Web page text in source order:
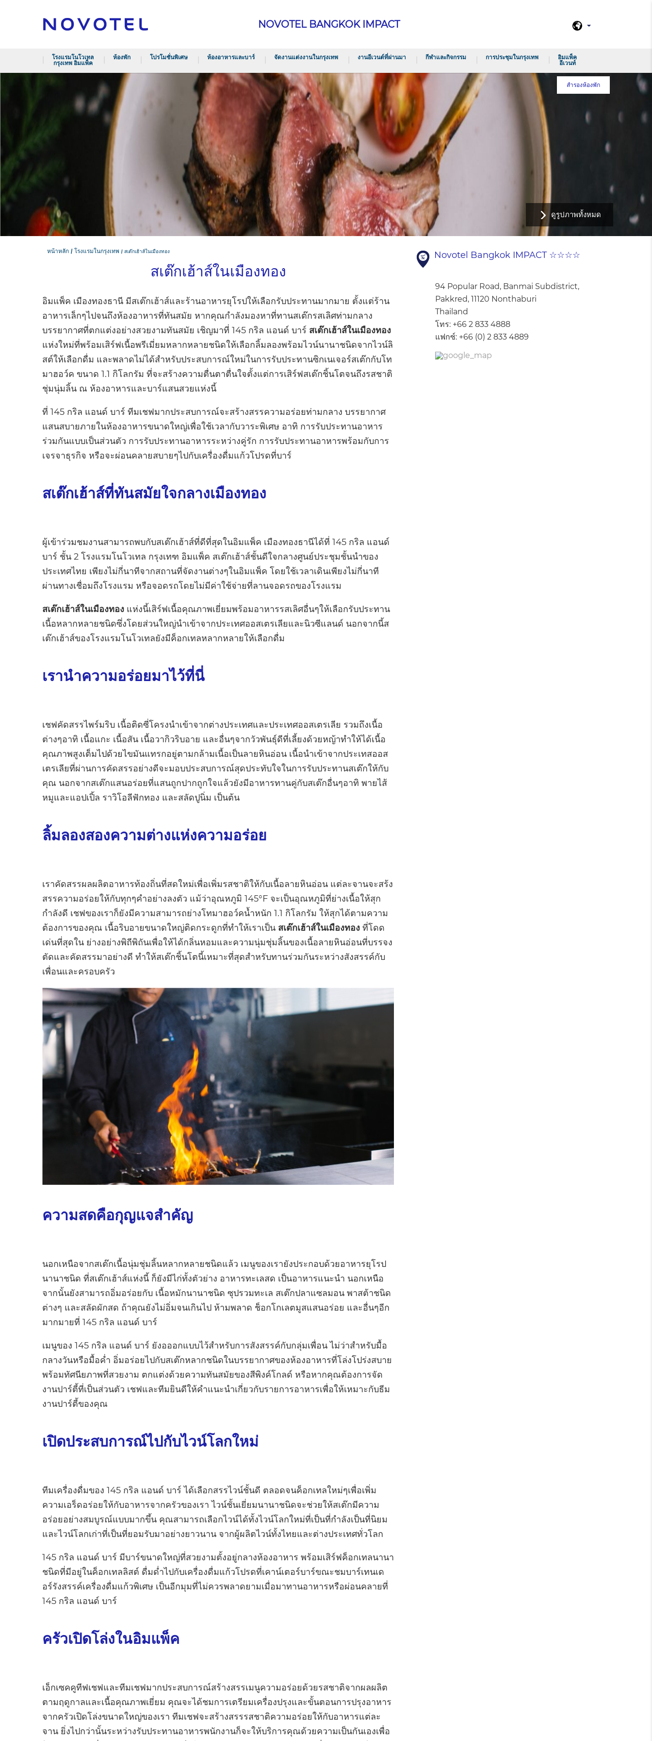
NOVOTEL BANGKOK IMPACT
โรงแรมโนโวเทล
กรุงเทพ อิมแพ็ค
ห้องพัก โปรโมชั่นพิเศษ ห้องอาหารและบาร์ จัดงานแต่งงานในกรุงเทพ งานอีเวนต์ที่ผ่านมา กีฬาและกิจกรรม การประชุมในกรุงเทพ
อิมแพ็ค
อีเวนท์
สำรองห้องพัก
ดูรูปภาพทั้งหมด
หน้าหลัก โรงแรมในกรุงเทพ สเต๊กเฮ้าส์ในเมืองทอง
สเต๊กเฮ้าส์ในเมืองทอง
อิมแพ็ค เมืองทองธานี มีสเต๊กเฮ้าส์และร้านอาหารยุโรปให้เลือกรับประทานมากมาย ตั้งแต่ร้าน
อาหารเล็กๆไปจนถึงห้องอาหารที่ทันสมัย หากคุณกำลังมองหาที่ทานสเต๊กรสเลิศท่ามกลาง
บรรยากาศที่ตกแต่งอย่างสวยงามทันสมัย เชิญมาที่ 145 กริล แอนด์ บาร์ สเต๊กเฮ้าส์ในเมืองทอง
แห่งใหม่ที่พร้อมเสิร์ฟเนื้อพรีเมี่ยมหลากหลายชนิดให้เลือกลิ้มลองพร้อมไวน์นานาชนิดจากไวน์ลิ
สต์ให้เลือกดื่ม และพลาดไม่ได้สำหรับประสบการณ์ใหม่ในการรับประทานซิกเนเจอร์สเต๊กกับโท
มาฮอว์ค ขนาด 1.1 กิโลกรัม ที่จะสร้างความตื่นตาตื่นใจตั้งแต่การเสิร์ฟสเต๊กชิ้นโตจนถึงรสชาติ
ชุ่มนุ่มลิ้น ณ ห้องอาหารและบาร์แสนสวยแห่งนี้
ที่ 145 กริล แอนด์ บาร์ ทีมเชฟมากประสบการณ์จะสร้างสรรความอร่อยท่ามกลาง บรรยากาศ
แสนสบายภายในห้องอาหารขนาดใหญ่เพื่อใช้เวลากับวาระพิเศษ อาทิ การรับประทานอาหาร
ร่วมกันแบบเป็นส่วนตัว การรับประทานอาหารระหว่างคู่รัก การรับประทานอาหารพร้อมกับการ
เจรจาธุรกิจ หรือจะผ่อนคลายสบายๆไปกับเครื่องดื่มแก้วโปรดที่บาร์
สเต๊กเฮ้าส์ที่ทันสมัยใจกลางเมืองทอง
ผู้เข้าร่วมชมงานสามารถพบกับสเต๊กเฮ้าส์ที่ดีที่สุดในอิมแพ็ค เมืองทองธานีได้ที่ 145 กริล แอนด์
บาร์ ชั้น 2 โรงแรมโนโวเทล กรุงเทฑ อิมแพ็ค สเต๊กเฮ้าส์ชั้นดีใจกลางศูนย์ประชุมชั้นนำของ
ประเทศไทย เพียงไม่กี่นาทีจากสถานที่จัดงานต่างๆในอิมแพ็ค โดยใช้เวลาเดินเพียงไม่กี่นาที
ผ่านทางเชื่อมถึงโรงแรม หรือจอดรถโดยไม่มีค่าใช้จ่ายที่ลานจอดรถของโรงแรม
สเต๊กเฮ้าส์ในเมืองทอง แห่งนี้เสิร์ฟเนื้อคุณภาพเยี่ยมพร้อมอาหารรสเลิศอื่นๆให้เลือกรับประทาน
เนื้อหลากหลายชนิดซึ่งโดยส่วนใหญ่นำเข้าจากประเทศออสเตรเลียและนิวซีแลนด์ นอกจากนี้ส
เต๊กเฮ้าส์ของโรงแรมโนโวเทลยังมีค็อกเทลหลากหลายให้เลือกดื่ม
เรานำความอร่อยมาไว้ที่นี่
เชฟคัดสรรไพร์มริบ เนื้อติดซี่โครงนำเข้าจากต่างประเทศและประเทศออสเตรเลีย รวมถึงเนื้อ
ต่างๆอาทิ เนื้อแกะ เนื้อสัน เนื้อวากิวริบอาย และอื่นๆจากวัวพันธุ์ดีที่เลี้ยงด้วยหญ้าทำให้ได้เนื้อ
คุณภาพสูงเต็มไปด้วยไขมันแทรกอยู่ตามกล้ามเนื้อเป็นลายหินอ่อน เนื้อนำเข้าจากประเทสออส
เตรเลียที่ผ่านการคัดสรรอย่างดีจะมอบประสบการณ์สุดประทับใจในการรับประทานสเต๊กให้กับ
คุณ นอกจากสเต๊กแสนอร่อยที่แสนถูกปากถูกใจแล้วยังมีอาหารทานคู่กับสเต๊กอื่นๆอาทิ พายไส้
หมูและแอปเปิ้ล ราวิโอลีฟักทอง และสลัดปูนิ่ม เป็นต้น
ลิ้มลองสองความต่างแห่งความอร่อย
เราคัดสรรผลผลิตอาหารท้องถิ่นที่สดใหม่เพื่อเพิ่มรสชาติให้กับเนื้อลายหินอ่อน แต่ละจานจะสร้ง
สรรความอร่อยให้กับทุกๆคำอย่างลงตัว แม้ว่าอุณหภูมิ 145°F จะเป็นอุณหภูมิที่ย่างเนื้อให้สุก
กำลังดี เชฟของเราก็ยังมีความสามารถย่างโทมาฮอว์คน้ำหนัก 1.1 กิโลกรัม ให้สุกได้ตามความ
ต้องการของคุณ เนื้อริบอายขนาดใหญ่ติดกระดูกที่ทำให้เราเป็น สเต๊กเฮ้าส์ในเมืองทอง ที่โดด
เด่นที่สุดใน ย่างอย่างพิถีพิถันเพื่อให้ได้กลิ่นหอมและความนุ่มชุ่มลิ้นของเนื้อลายหินอ่อนที่บรรจง
ตัดและคัดสรรมาอย่างดี ทำให้สเต๊กชิ้นโตนี้เหมาะที่สุดสำหรับทานร่วมกันระหว่างสังสรรค์กับ
เพื่อนและครอบครัว
ความสดคือกุญแจสำคัญ
นอกเหนือจากสเต๊กเนื้อนุ่มชุ่มลิ้นหลากหลายชนิดแล้ว เมนูของเรายังประกอบด้วยอาหารยุโรป
นานาชนิด ที่สเต๊กเฮ้าส์แห่งนี้ ก็ยังมีไก่ทั้งตัวย่าง อาหารทะเลสด เป็นอาหารแนะนำ นอกเหนือ
จากนั้นยังสามารถอิ่มอร่อยกับ เนื้อหมักนานาชนิด ซุปรวมทะเล สเต๊กปลาแซลมอน พาสต้าชนิด
ต่างๆ และสลัดผักสด ถ้าคุณยังไม่อิ่มจนเกินไป ห้ามพลาด ช็อกโกเลตมูสแสนอร่อย และอื่นๆอีก
มากมายที่ 145 กริล แอนด์ บาร์
เมนูของ 145 กริล แอนด์ บาร์ ยังอออกแบบไว้สำหรับการสังสรรค์กับกลุ่มเพื่อน ไม่ว่าสำหรับมื้อ
กลางวันหรือมื้อค่ำ อิ่มอร่อยไปกับสเต๊กหลากชนิดในบรรยากาศของห้องอาหารที่โล่งโปร่งสบาย
พร้อมทัศนียภาพที่สวยงาม ตกแต่งด้วยความทันสมัยของสีพิงค์โกลด์ หรือหากคุณต้องการจัด
งานปาร์ตี้ที่เป็นส่วนตัว เชฟและทีมยินดีให้คำแนะนำเกี่ยวกับรายการอาหารเพื่อให้เหมาะกับธีม
งานปาร์ตี้ของคุณ
เปิดประสบการณ์ไปกับไวน์โลกใหม่
ทีมเครื่องดื่มของ 145 กริล แอนด์ บาร์ ได้เลือกสรรไวน์ชั้นดี ตลอดจนค็อกเทลใหม่ๆเพื่อเพิ่ม
ความเอร็ดอร่อยให้กับอาหารจากครัวของเรา ไวน์ชั้นเยี่ยมนานาชนิดจะช่วยให้สเต๊กมีความ
อร่อยอย่างสมบูรณ์แบบมากขึ้น คุณสามารถเลือกไวน์ได้ทั้งไวน์โลกใหม่ที่เป็นที่กำลังเป็นที่นิยม
และไวน์โลกเก่าที่เป็นที่ยอมรับมาอย่างยาวนาน จากผู้ผลิตไวน์ทั้งไทยและต่างประเทศทั่วโลก
145 กริล แอนด์ บาร์ มีบาร์ขนาดใหญ่ที่สวยงามตั้งอยู่กลางห้องอาหาร พร้อมเสิร์ฟค็อกเทลนานา
ชนิดที่มีอยู่ในค็อกเทลลิสต์ ดื่มด่ำไปกับเครื่องดื่มแก้วโปรดที่เคาน์เตอร์บาร์ขณะชมบาร์เทนเด
อร์รังสรรค์เครื่องดื่มแก้วพิเศษ เป็นอีกมุมที่ไม่ควรพลาดยามเมื่อมาทานอาหารหรือผ่อนคลายที่
145 กริล แอนด์ บาร์
ครัวเปิดโล่งในอิมแพ็ค
เอ็กเซคคูทีฟเชฟและทีมเชฟมากประสบการณ์สร้างสรรเมนูความอร่อยด้วยรสชาติจากผลผลิต
ตามฤดูกาลและเนื้อคุณภาพเยี่ยม คุณจะได้ชมการเตรียมเครื่องปรุงและขั้นตอนการปรุงอาหาร
จากครัวเปิดโล่งขนาดใหญ่ของเรา ทีมเชฟจะสร้างสรรรสชาติความอร่อยให้กับอาหารแต่ละ
จาน ยิ่งไปกว่านั้นระหว่างรับประทานอาหารพนักงานก็จะให้บริการคุณด้วยความเป็นกันเองเพื่อ
Novotel Bangkok IMPACT ☆☆☆☆
94 Popular Road, Banmai Subdistrict,
Pakkred, 11120 Nonthaburi
Thailand
โทร: +66 2 833 4888
แฟกซ์: +66 (0) 2 833 4889